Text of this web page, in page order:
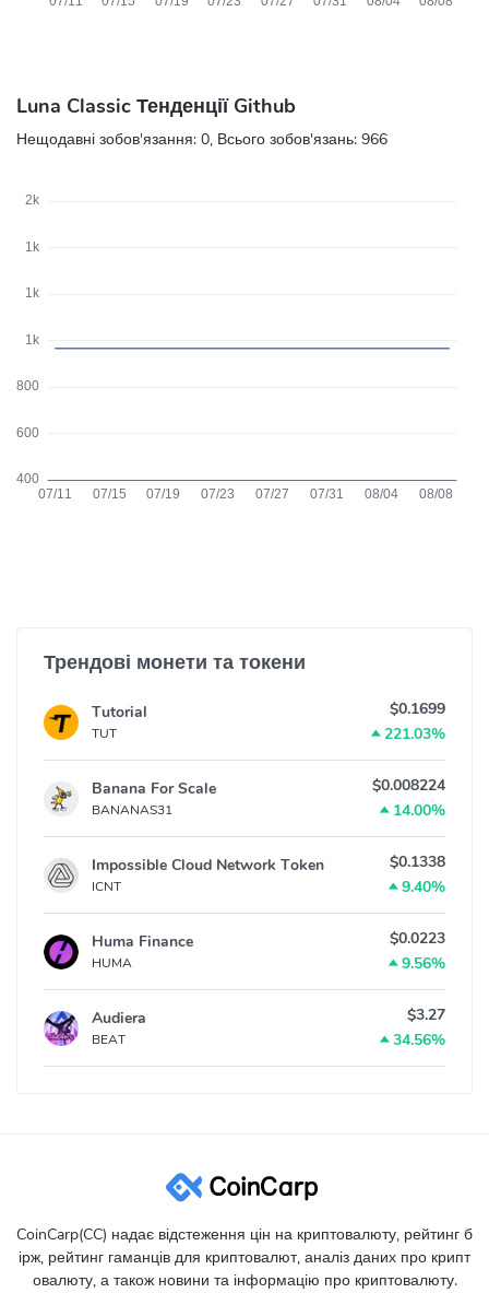
Luna Classic Тенденції Github
Нещодавні зобов'язання: 0, Всього зобов'язань: 966
Трендові монети та токени
Tutorial
TUT
$0.1699
221.03%
Banana For Scale
BANANAS31
$0.008224
14.00%
Impossible Cloud Network Token
ICNT
$0.1338
9.40%
Huma Finance
HUMA
$0.0223
9.56%
Audiera
BEAT
$3.27
34.56%
CoinCarp(CC) надає відстеження цін на криптовалюту, рейтинг б
ірж, рейтинг гаманців для криптовалют, аналіз даних про крипт
овалюту, а також новини та інформацію про криптовалюту.